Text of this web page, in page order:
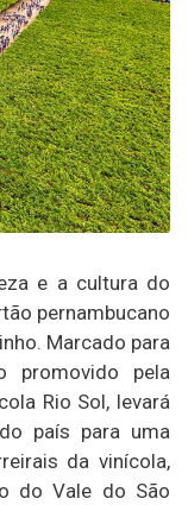
e a cultura do
pernambucano
Marcado para
promovido pela
Rio Sol, levará
país para uma
da vinícola,
do Vale do São